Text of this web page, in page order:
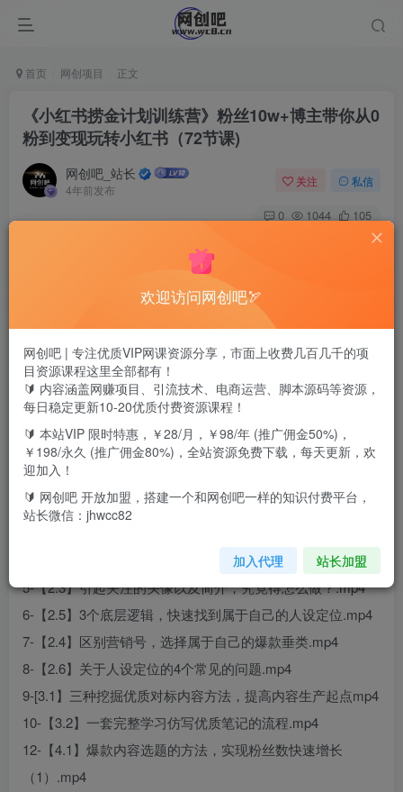
首页 网创项目 正文
《小红书捞金计划训练营》粉丝10w+博主带你从0
粉到变现玩转小红书（72节课)
网创吧_站长
4年前发布
关注 私信
0 1044 105
直播版
1-老师第三次直播答疑.mp4
2-【1.1-1.2】如何吃透小红书实现副业创收.mp4
3-[2.1】5个养号基本操作，打造一个平台承认的健康账
4-【2.2】万能起名公式，帮你取出吸睛账号昵称.mp4
5-【2.3】引起关注的头像以及简介，究竟得怎么做？.mp4
6-【2.5】3个底层逻辑，快速找到属于自己的人设定位.mp4
7-【2.4】区别营销号，选择属于自己的爆款垂类.mp4
8-【2.6】关于人设定位的4个常见的问题.mp4
9-[3.1】三种挖掘优质对标内容方法，提高内容生产起点mp4
10-【3.2】一套完整学习仿写优质笔记的流程.mp4
12-【4.1】爆款内容选题的方法，实现粉丝数快速增长
（1）.mp4
欢迎访问网创吧🏹
网创吧 | 专注优质VIP网课资源分享，市面上收费几百几千的项
目资源课程这里全部都有！
🔰 内容涵盖网赚项目、引流技术、电商运营、脚本源码等资源，
每日稳定更新10-20优质付费资源课程！
🔰 本站VIP 限时特惠，￥28/月，￥98/年 (推广佣金50%)，
￥198/永久 (推广佣金80%)，全站资源免费下载，每天更新，欢
迎加入！
🔰 网创吧 开放加盟，搭建一个和网创吧一样的知识付费平台，
站长微信：jhwcc82
加入代理 站长加盟